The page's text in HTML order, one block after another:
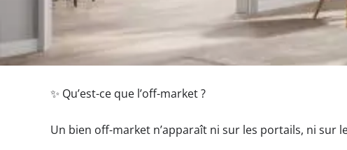
✨ Qu’est-ce que l’off-market ?
Un bien off-market n’apparaît ni sur les portails, ni sur